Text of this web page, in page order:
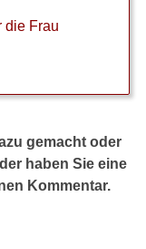
die Frau
gemacht oder
haben Sie eine
Kommentar.